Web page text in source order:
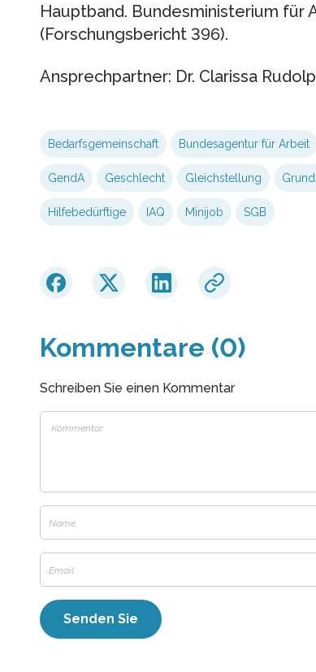
Hauptband. Bundesministerium für
(Forschungsbericht 396).
Ansprechpartner: Dr. Clarissa
Bedarfsgemeinschaft Bundesagentur für Arbeit
GendA Geschlecht Gleichstellung
Hilfebedürftige IAQ Minijob SGB
Kommentare (0)
Schreiben Sie einen Kommentar